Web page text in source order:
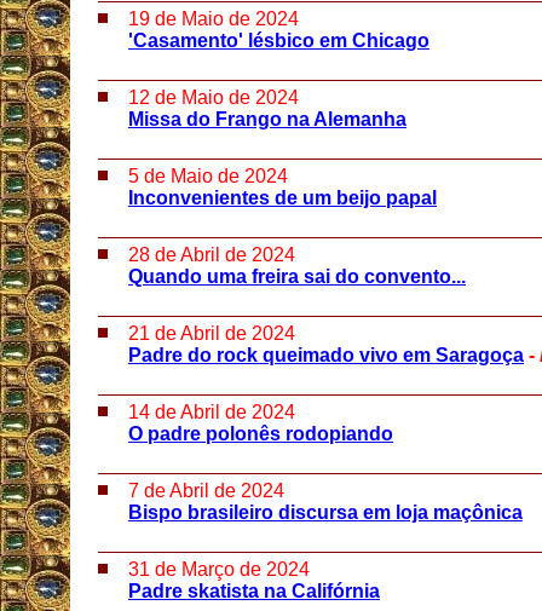
19 de Maio de 2024
'Casamento' lésbico em Chicago
12 de Maio de 2024
Missa do Frango na Alemanha
5 de Maio de 2024
Inconvenientes de um beijo papal
28 de Abril de 2024
Quando uma freira sai do convento...
21 de Abril de 2024
Padre do rock queimado vivo em Saragoça -
14 de Abril de 2024
O padre polonês rodopiando
7 de Abril de 2024
Bispo brasileiro discursa em loja maçônica
31 de Março de 2024
Padre skatista na Califórnia